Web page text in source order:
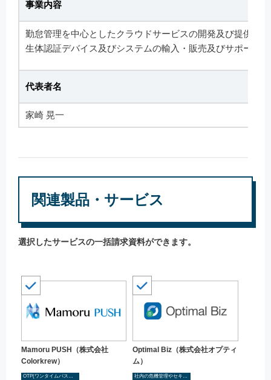
事業内容
勤怠管理を中心としたクラウドサービスの開発及び提供
生体認証デバイス及びシステムの輸入・販売及びサポート
代表者名
家崎 晃一
関連製品・サービス
選択したサービスの一括請求資料ができます。
Mamoru PUSH（株式会社
Colorkrew）
OTP(ワンタイムパスワード)
Optimal Biz（株式会社オプティ
ム）
社内の危機管理やセキュリティ管理を検討し社内体制の構築